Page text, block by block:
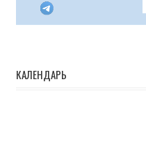
КАЛЕНДАРЬ